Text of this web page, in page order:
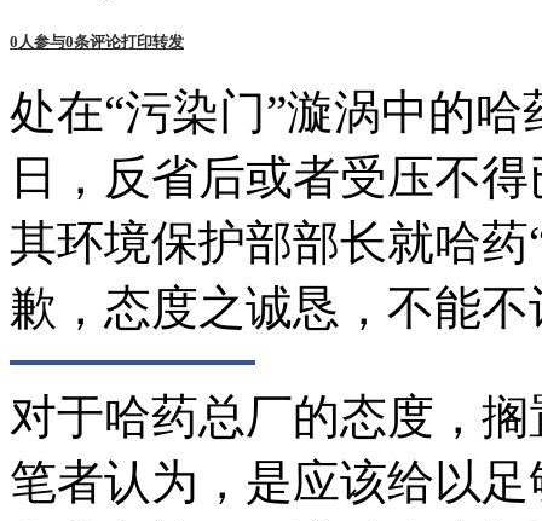
0 人参与0条评论打印转发
处在“污染门”漩涡中的
日，反省后或者受压不
其环境保护部部长就哈
歉，态度之诚恳，不能
对于哈药总厂的态度，
笔者认为，是应该给以